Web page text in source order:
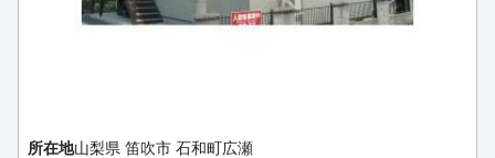
所在地山梨県 笛吹市 石和町広瀬